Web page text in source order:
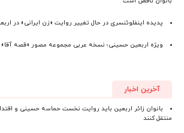
پدیده اینفلوئنسری در حال تغییر روایت «زن ایرانی» در
ویژه اربعین حسینی؛ نسخه عربی مجموعه مصور «قصه
آخرین اخبار
بانوان زائر اربعین باید روایت نخست حماسه حسینی و
منتقل کنند